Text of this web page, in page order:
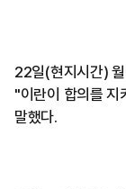
22일(현지시간)
"이란이 합의를 지
말했다.